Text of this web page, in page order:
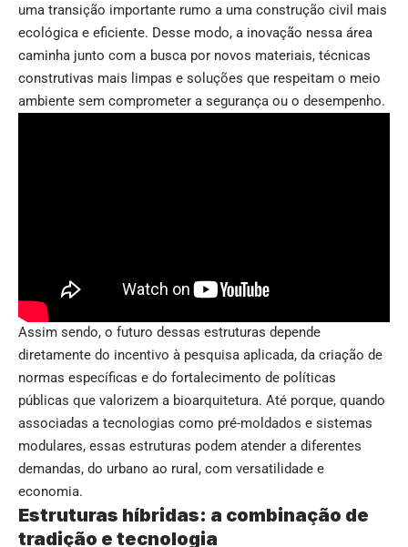
uma transição importante rumo a uma construção civil mais
ecológica e eficiente. Desse modo, a inovação nessa área
caminha junto com a busca por novos materiais, técnicas
construtivas mais limpas e soluções que respeitam o meio
ambiente sem comprometer a segurança ou o desempenho.
Assim sendo, o futuro dessas estruturas depende
diretamente do incentivo à pesquisa aplicada, da criação de
normas específicas e do fortalecimento de políticas
públicas que valorizem a bioarquitetura. Até porque, quando
associadas a tecnologias como pré-moldados e sistemas
modulares, essas estruturas podem atender a diferentes
demandas, do urbano ao rural, com versatilidade e
economia.
Estruturas híbridas: a combinação de
tradição e tecnologia